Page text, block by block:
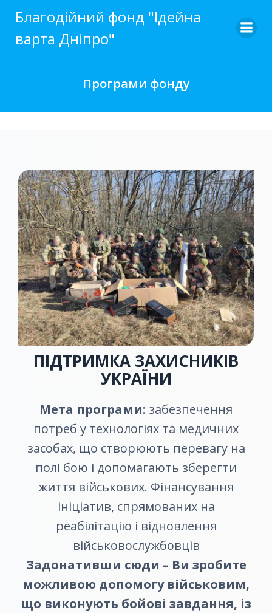
to
Благодійний фонд "Ідейна
варта Дніпро"
Програми фонду
ПІДТРИМКА ЗАХИСНИКІВ
УКРАЇНИ
Мета програми: забезпечення
потреб у технологіях та медичних
засобах, що створюють перевагу на
полі бою і допомагають зберегти
життя військових. Фінансування
ініціатив, спрямованих на
реабілітацію і відновлення
військовослужбовців
Задонативши сюди – Ви зробите
можливою допомогу військовим,
що виконують бойові завдання, із